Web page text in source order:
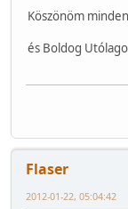
Köszönöm
és Boldog
Flaser
2012-01-22, 05:04:42